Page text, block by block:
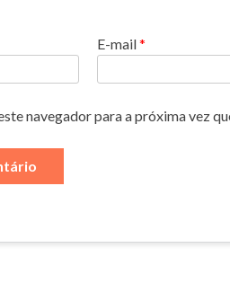
E-mail*
navegador para a próxima vez